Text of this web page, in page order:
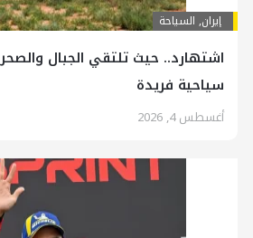
إيران, السياحة
اشتهارد.. حيث تلتقي الجبال
سياحية فريدة
أغسطس 4, 2026